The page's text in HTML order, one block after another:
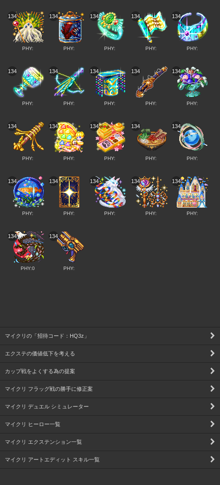
134
PHY:
134
PHY:
134
PHY:
134
PHY:
134
PHY:
134
PHY:
134
PHY:
134
PHY:
134
PHY:
134
PHY:
134
PHY:
134
PHY:
134
PHY:
134
PHY:
134
PHY:
134
PHY:
134
PHY:
134
PHY:
134
PHY:
134
PHY:
134
PHY:0
134
PHY:
マイクリの「招待コード：HQ3z」
エクステの価値低下を考える
カップ戦をよくする為の提案
マイクリ フラッグ戦の勝手に修正案
マイクリ デュエル シミュレーター
マイクリ ヒーロー一覧
マイクリ エクステンション一覧
マイクリ アートエディット スキル一覧